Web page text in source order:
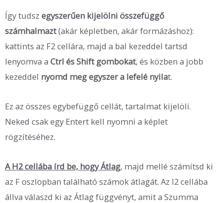
Így tudsz egyszerűen kijelölni összefüggő
számhalmazt(akár képletben, akár formázáshoz):
kattints az F2 cellára, majd a bal kezeddel tartsd
lenyomva a Ctrl és Shift gombokat, és közben a jobb
kezeddel nyomd meg egyszer a lefelé nyilat.
Ez az összes egybefüggő cellát, tartalmat kijelöli.
Neked csak egy Entert kell nyomni a képlet
rögzítéséhez.
A H2 cellába írd be, hogy Átlag, majd mellé számítsd ki
az F oszlopban található számok átlagát. Az I2 cellába
állva válaszd ki az Átlag függvényt, amit a Szumma